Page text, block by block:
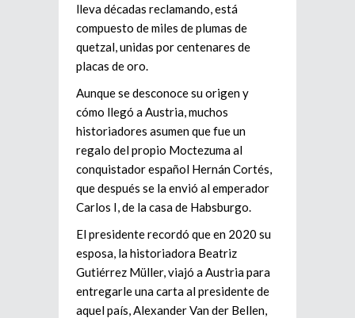
lleva décadas reclamando, está
compuesto de miles de plumas de
quetzal, unidas por centenares de
placas de oro.
Aunque se desconoce su origen y
cómo llegó a Austria, muchos
historiadores asumen que fue un
regalo del propio Moctezuma al
conquistador español Hernán Cortés,
que después se la envió al emperador
Carlos I, de la casa de Habsburgo.
El presidente recordó que en 2020 su
esposa, la historiadora Beatriz
Gutiérrez Müller, viajó a Austria para
entregarle una carta al presidente de
aquel país, Alexander Van der Bellen,